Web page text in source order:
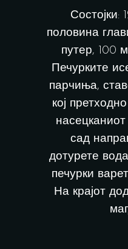
Состојки:
половина
путер, 100
Печурките
парчиња,
кој
сад
дотурете
печурки
На крајот